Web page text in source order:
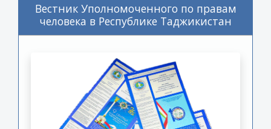
Вестник Уполномоченного по правам
человека в Республике Таджикистан